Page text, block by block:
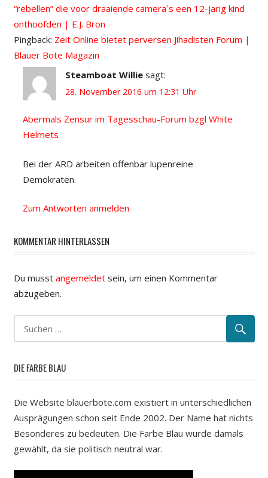
“rebellen” die voor draaiende camera´s een 12-jarig kind
onthoofden | E.J. Bron
Pingback: Zeit Online bietet perversen Jihadisten Forum |
Blauer Bote Magazin
Steamboat Willie sagt:
28. November 2016 um 12:31 Uhr
Abermals Zensur im Tagesschau-Forum bzgl White
Helmets
Bei der ARD arbeiten offenbar lupenreine
Demokraten.
Zum Antworten anmelden
KOMMENTAR HINTERLASSEN
Du musst angemeldetsein, um einen Kommentar
abzugeben.
DIE FARBE BLAU
Die Website blauerbote.com existiert in unterschiedlichen
Ausprägungen schon seit Ende 2002. Der Name hat nichts
Besonderes zu bedeuten. Die Farbe Blau wurde damals
gewählt, da sie politisch neutral war.